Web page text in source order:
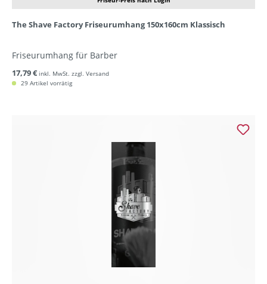
The Shave Factory Friseurumhang 150x160cm Klassisch
Friseurumhang für Barber
17,79 € inkl. MwSt. zzgl. Versand
29 Artikel vorrätig